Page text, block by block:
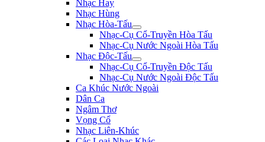
Nhạc Hay
Nhạc Hùng
Nhạc Hòa-Tấu
Nhạc-Cụ Cổ-Truyền Hòa Tấu
Nhạc-Cụ Nước Ngoài Hòa Tấu
Nhạc Độc-Tấu
Nhạc-Cụ Cổ-Truyền Độc Tấu
Nhạc-Cụ Nước Ngoài Độc Tấu
Ca Khúc Nước Ngoài
Dân Ca
Ngâm Thơ
Vọng Cổ
Nhạc Liên-Khúc